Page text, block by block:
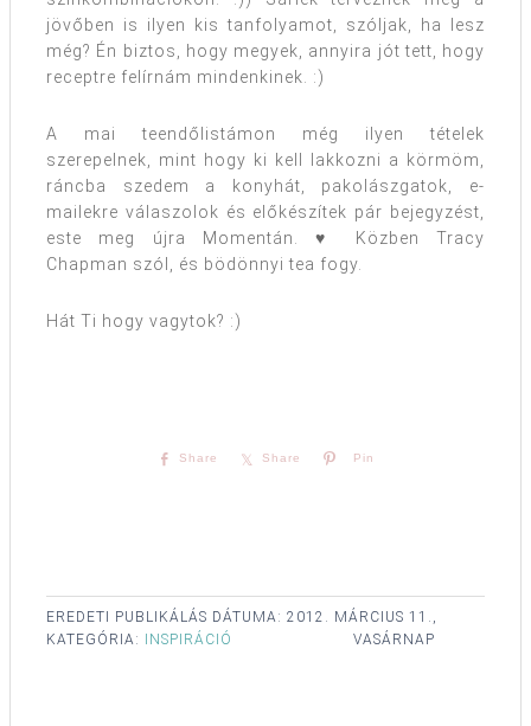
jövőben is ilyen kis tanfolyamot, szóljak, ha lesz
még? Én biztos, hogy megyek, annyira jót tett, hogy
receptre felírnám mindenkinek. :)
A mai teendőlistámon még ilyen tételek
szerepelnek, mint hogy ki kell lakkozni a körmöm,
ráncba szedem a konyhát, pakolászgatok, e-
mailekre válaszolok és előkészítek pár bejegyzést,
este meg újra Momentán. ♥ Közben Tracy
Chapman szól, és bödönnyi tea fogy.
Hát Ti hogy vagytok? :)
Share Share Pin
EREDETI PUBLIKÁLÁS DÁTUMA: 2012. MÁRCIUS 11.,
VASÁRNAP
KATEGÓRIA: INSPIRÁCIÓ